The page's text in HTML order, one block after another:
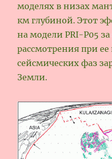
моделях в низах
км глубиной. Этот
на модели PRI-P05
рассмотрения при
сейсмических фаз
Земли.